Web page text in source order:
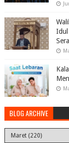
Idul
BLOG ARCHIVE